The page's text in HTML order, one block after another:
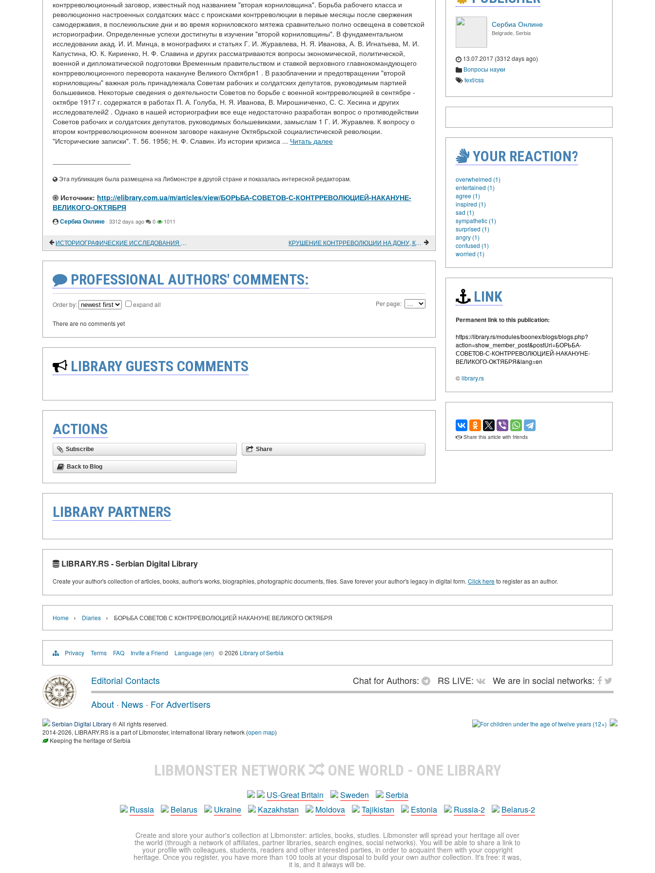
контрреволюционный заговор, известный под названием "вторая корниловщина". Борьба рабочего класса и
революционно настроенных солдатских масс с происками контрреволюции в первые месяцы после свержения
самодержавия, в послеиюльские дни и во время корниловского мятежа сравнительно полно освещена в советской
историографии. Определенные успехи достигнуты в изучении "второй корниловщины". В фундаментальном
исследовании акад. И. И. Минца, в монографиях и статьях Г. И. Журавлева, Н. Я. Иванова, А. В. Игнатьева, М. И.
Капустина, Ю. К. Кириенко, Н. Ф. Славина и других рассматриваются вопросы экономической, политической,
военной и дипломатической подготовки Временным правительством и ставкой верховного главнокомандующего
контрреволюционного переворота накануне Великого Октября1 . В разоблачении и предотвращении "второй
корниловщины" важная роль принадлежала Советам рабочих и солдатских депутатов, руководимым партией
большевиков. Некоторые сведения о деятельности Советов по борьбе с военной контрреволюцией в сентябре -
октябре 1917 г. содержатся в работах П. А. Голуба, Н. Я. Иванова, В. Мирошниченко, С. С. Хесина и других
исследователей2 . Однако в нашей историографии все еще недостаточно разработан вопрос о противодействии
Советов рабочих и солдатских депутатов, руководимых большевиками, замыслам 1 Г. И. Журавлев. К вопросу о
втором контрреволюционном военном заговоре накануне Октябрьской социалистической революции.
"Исторические записки". Т. 56. 1956; Н. Ф. Славин. Из истории кризиса ... Читать далее
Эта публикация была размещена на Либмонстре в другой стране и показалась интересной редакторам.
Источник: http://elibrary.com.ua/m/articles/view/БОРЬБА-СОВЕТОВ-С-КОНТРРЕВОЛЮЦИЕЙ-НАКАНУНЕ-
ВЕЛИКОГО-ОКТЯБРЯ
Сербиа Онлине · 3312 days ago 0 1011
ИСТОРИОГРАФИЧЕСКИЕ ИССЛЕДОВАНИЯ О МЕЖДУНАРОДНОМ РАБОЧЕМ ДВИЖЕНИИ НОВОГО ВРЕМЕНИ КРУШЕНИЕ КОНТРРЕВОЛЮЦИИ НА ДОНУ, КУБАНИ И ТЕРЕКЕ В 1920 ГОДУ
PROFESSIONAL AUTHORS' COMMENTS:
Order by: expand all Per page:
There are no comments yet
LIBRARY GUESTS COMMENTS
ACTIONS
Subscribe Share
Back to Blog
Сербиа Онлине
Belgrade, Serbia
13.07.2017 (3312 days ago)
Вопросы науки
text/css
YOUR REACTION?
overwhelmed (1)
entertained (1)
agree (1)
inspired (1)
sad (1)
sympathetic (1)
surprised (1)
angry (1)
confused (1)
worried (1)
LINK
Permanent link to this publication:
https://library.rs/modules/boonex/blogs/blogs.php?
action=show_member_post&postUri=БОРЬБА-
СОВЕТОВ-С-КОНТРРЕВОЛЮЦИЕЙ-НАКАНУНЕ-
ВЕЛИКОГО-ОКТЯБРЯ&lang=en
©library.rs
Share this article with friends
LIBRARY PARTNERS
LIBRARY.RS - Serbian Digital Library
Create your author's collection of articles, books, author's works, biographies, photographic documents, files. Save forever your author's legacy in digital form. Click hereto register as an author.
Home › Diaries › БОРЬБА СОВЕТОВ С КОНТРРЕВОЛЮЦИЕЙ НАКАНУНЕ ВЕЛИКОГО ОКТЯБРЯ
Privacy Terms FAQ Invite a Friend Language (en) © 2026 Library of Serbia
Editorial Contacts Chat for Authors: RS LIVE:
We are in social networks:
About · News · For Advertisers
Serbian Digital Library® All rights reserved.
2014-2026, LIBRARY.RS is a part of Libmonster, international library network (open map)
Keeping the heritage of Serbia
LIBMONSTER NETWORK ONE WORLD - ONE LIBRARY
US-Great Britain Sweden
Serbia
Russia
Belarus Ukraine Kazakhstan Moldova Tajikistan Estonia Russia-2 Belarus-2
Create and store your author's collection at Libmonster: articles, books, studies. Libmonster will spread your heritage all over
the world (through a network of affiliates, partner libraries, search engines, social networks). You will be able to share a link to
your profile with colleagues, students, readers and other interested parties, in order to acquaint them with your copyright
heritage. Once you register, you have more than 100 tools at your disposal to build your own author collection. It's free: it was,
it is, and it always will be.